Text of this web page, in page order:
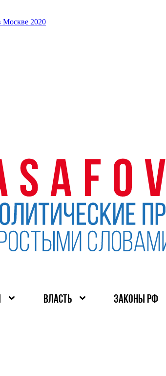
Москве 2020
ВЛАСТЬ ЗАКОНЫ РФ